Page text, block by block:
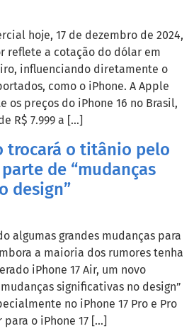
hoje, 17 de dezembro de 2024,
reflete a cotação do dólar em
influenciando diretamente o
como o iPhone. A Apple
os preços do iPhone 16 no Brasil,
R$ 7.999 a […]
trocará o titânio pelo
de “mudanças
design”
algumas grandes mudanças para
a maioria dos rumores tenha
iPhone 17 Air, um novo
significativas no design”
no iPhone 17 Pro e Pro
o iPhone 17 […]